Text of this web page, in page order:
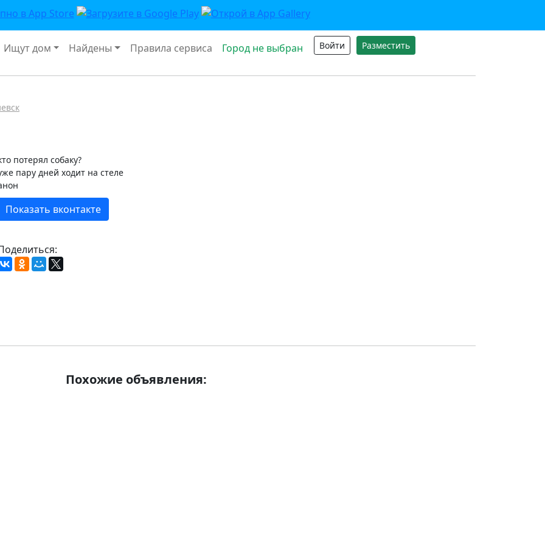
Ищут дом Найдены Правила сервиса Город не выбран Войти Разместить
потерял собаку?
пару дней ходит на стеле
Показать вконтакте
Похожие объявления: